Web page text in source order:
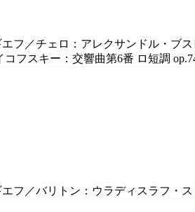
フ／チェロ：アレクサンドル・ブ
フスキー：交響曲第6番 ロ短調
フ／バリトン：ウラディスラフ・